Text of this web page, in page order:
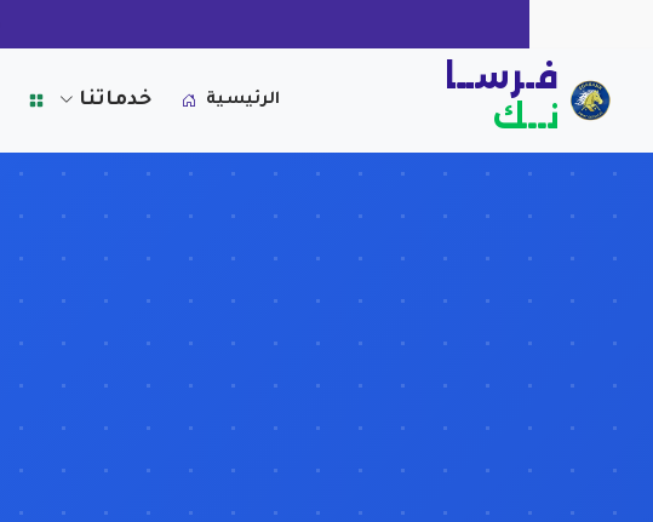
فـرســا
نــك الرئيسية خدماتنا